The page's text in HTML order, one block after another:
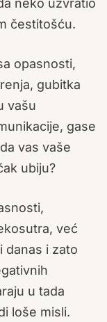
čestitošću.
opasnosti,
gubitka
vašu
gase
vas vaše
ubiju?
već
danas i zato
u tada
loše misli.